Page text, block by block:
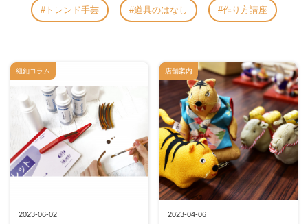
トレンド手芸 道具のはなし 作り方講座
2023-06-02
紐釦コラム
2023-04-06
店舗案内